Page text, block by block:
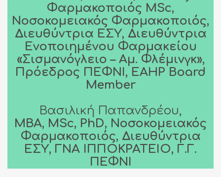
Φαρμακοποιός MSc,
Νοσοκομειακός Φαρμακοποιός,
Διευθύντρια ΕΣΥ, Διευθύντρια
Ενοποιημένου Φαρμακείου
«Σισμανόγλειο – Αμ. Φλέμινγκ»,
Πρόεδρος ΠΕΦΝΙ, EAHP Board
Member
Βασιλική Παπανδρέου,
MBA, MSc, PhD, Νοσοκομειακός
Φαρμακοποιός, Διευθύντρια
ΕΣΥ, ΓΝΑ ΙΠΠΟΚΡΑΤΕΙΟ, Γ.Γ.
ΠΕΦΝΙ